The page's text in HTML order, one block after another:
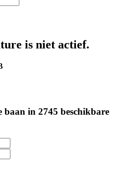
is niet actief.
in 2745 beschikbare